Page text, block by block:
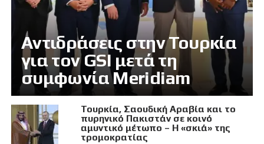
Αντιδράσεις στην Τουρκία
για τον GSI μετά τη
συμφωνία Meridiam
Τουρκία, Σαουδική Αραβία και το
πυρηνικό Πακιστάν σε κοινό
αμυντικό μέτωπο – Η «σκιά» της
τρομοκρατίας